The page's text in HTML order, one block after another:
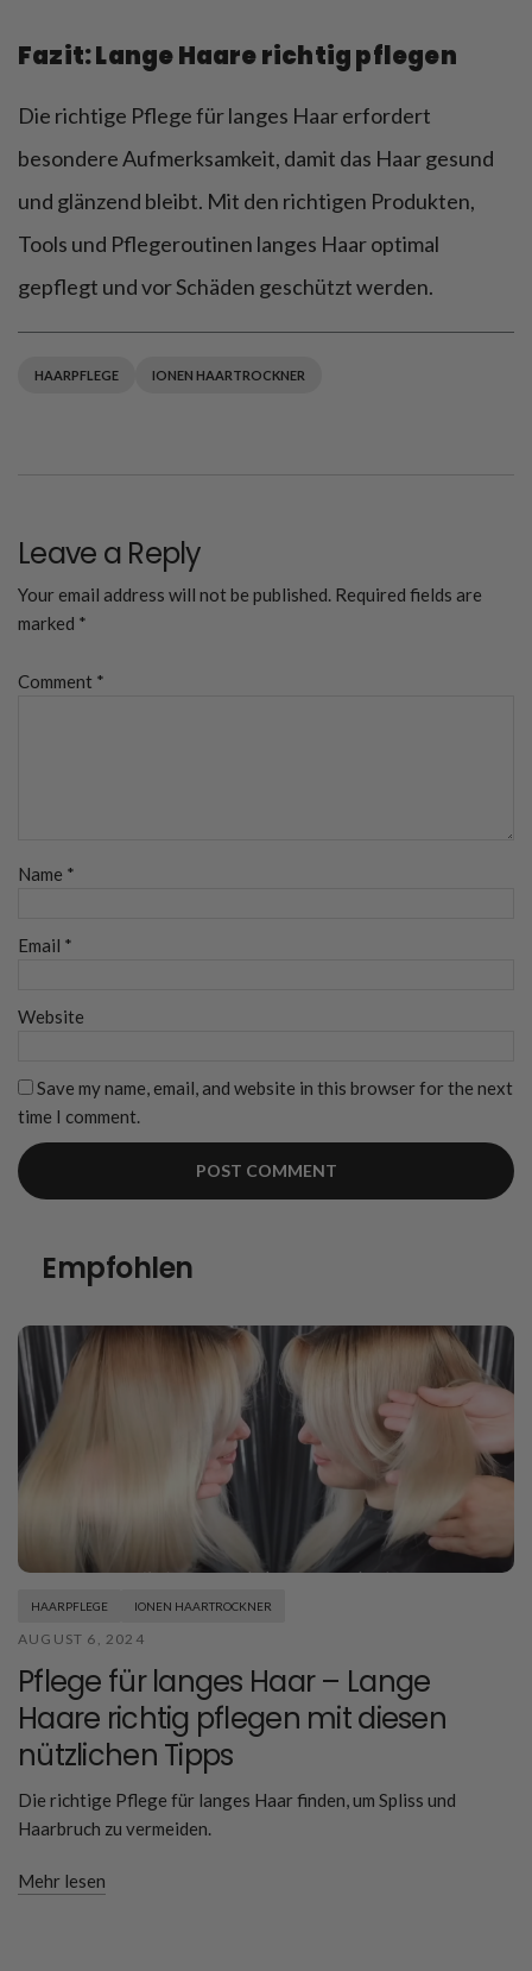
Fazit: Lange Haare richtig pflegen
Die richtige Pflege für langes Haar erfordert
besondere Aufmerksamkeit, damit das Haar gesund
und glänzend bleibt. Mit den richtigen Produkten,
Tools und Pflegeroutinen langes Haar optimal
gepflegt und vor Schäden geschützt werden.
HAARPFLEGE IONEN HAARTROCKNER
Leave a Reply
Your email address will not be published. Required fields are
marked *
Comment *
Name *
Email *
Website
Save my name, email, and website in this browser for the next
time I comment.
Empfohlen
HAARPFLEGE IONEN HAARTROCKNER
AUGUST 6, 2024
Pflege für langes Haar – Lange
Haare richtig pflegen mit diesen
nützlichen Tipps
Die richtige Pflege für langes Haar finden, um Spliss und
Haarbruch zu vermeiden.
Mehr lesen